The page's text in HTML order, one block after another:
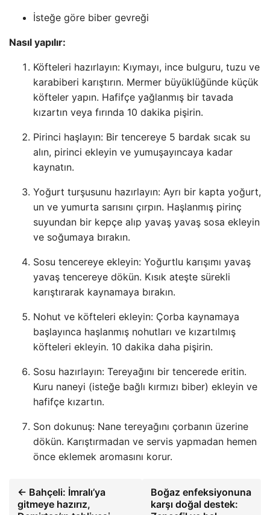
İsteğe göre biber gevreği
Nasıl yapılır:
Köfteleri hazırlayın: Kıymayı, ince bulguru, tuzu ve
karabiberi karıştırın. Mermer büyüklüğünde küçük
köfteler yapın. Hafifçe yağlanmış bir tavada
kızartın veya fırında 10 dakika pişirin.
Pirinci haşlayın: Bir tencereye 5 bardak sıcak su
alın, pirinci ekleyin ve yumuşayıncaya kadar
kaynatın.
Yoğurt turşusunu hazırlayın: Ayrı bir kapta yoğurt,
un ve yumurta sarısını çırpın. Haşlanmış pirinç
suyundan bir kepçe alıp yavaş yavaş sosa ekleyin
ve soğumaya bırakın.
Sosu tencereye ekleyin: Yoğurtlu karışımı yavaş
yavaş tencereye dökün. Kısık ateşte sürekli
karıştırarak kaynamaya bırakın.
Nohut ve köfteleri ekleyin: Çorba kaynamaya
başlayınca haşlanmış nohutları ve kızartılmış
köfteleri ekleyin. 10 dakika daha pişirin.
Sosu hazırlayın: Tereyağını bir tencerede eritin.
Kuru naneyi (isteğe bağlı kırmızı biber) ekleyin ve
hafifçe kızartın.
Son dokunuş: Nane tereyağını çorbanın üzerine
dökün. Karıştırmadan ve servis yapmadan hemen
önce eklemek aromasını korur.
← Bahçeli: İmralı’ya
gitmeye hazırız,
Boğaz enfeksiyonuna
karşı doğal destek: